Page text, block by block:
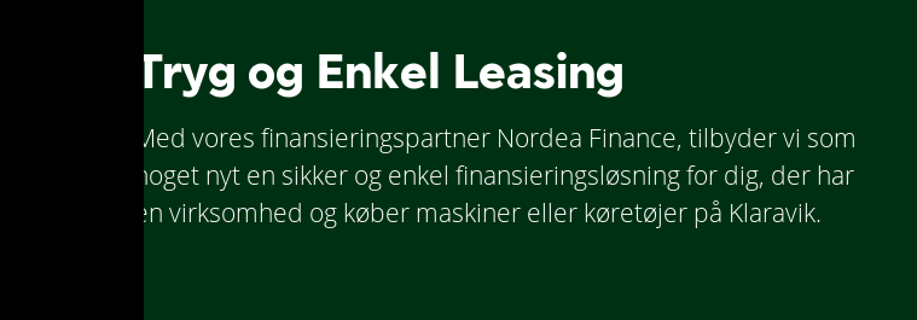
Tryg og Enkel Leasing
Med vores finansieringspartner Nordea Finance, tilbyder vi som
noget nyt en sikker og enkel finansieringsløsning for dig, der har
en virksomhed og køber maskiner eller køretøjer på Klaravik.